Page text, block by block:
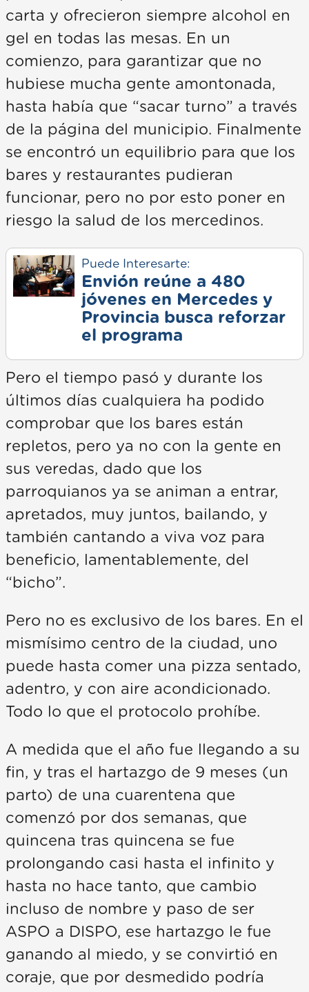
carta y ofrecieron siempre alcohol en
gel en todas las mesas. En un
comienzo, para garantizar que no
hubiese mucha gente amontonada,
hasta había que “sacar turno” a través
de la página del municipio. Finalmente
se encontró un equilibrio para que los
bares y restaurantes pudieran
funcionar, pero no por esto poner en
riesgo la salud de los mercedinos.
Puede Interesarte:
Envión reúne a 480
jóvenes en Mercedes y
Provincia busca reforzar
el programa
Pero el tiempo pasó y durante los
últimos días cualquiera ha podido
comprobar que los bares están
repletos, pero ya no con la gente en
sus veredas, dado que los
parroquianos ya se animan a entrar,
apretados, muy juntos, bailando, y
también cantando a viva voz para
beneficio, lamentablemente, del
“bicho”.
Pero no es exclusivo de los bares. En el
mismísimo centro de la ciudad, uno
puede hasta comer una pizza sentado,
adentro, y con aire acondicionado.
Todo lo que el protocolo prohíbe.
A medida que el año fue llegando a su
fin, y tras el hartazgo de 9 meses (un
parto) de una cuarentena que
comenzó por dos semanas, que
quincena tras quincena se fue
prolongando casi hasta el infinito y
hasta no hace tanto, que cambio
incluso de nombre y paso de ser
ASPO a DISPO, ese hartazgo le fue
ganando al miedo, y se convirtió en
coraje, que por desmedido podría